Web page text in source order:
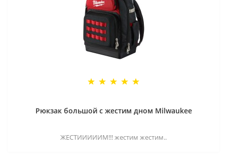
Рюкзак большой с жестим дном Milwaukee
ЖЕСТИИИИИМ!!! жестим жестим..